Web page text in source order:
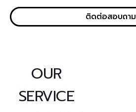
ติดต่อสอบถาม
OUR
SERVICE